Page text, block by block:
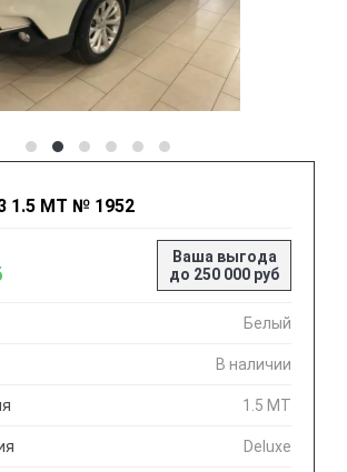
1.5 MT № 1952
Ваша выгода
до 250 000 руб
Белый
В наличии
1.5 MT
Deluxe